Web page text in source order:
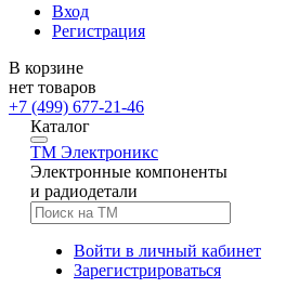
Вход
Регистрация
В корзине
нет товаров
+7 (499) 677-21-46
Каталог
TM Электроникс
Электронные компоненты
и радиодетали
Войти в личный кабинет
Зарегистрироваться